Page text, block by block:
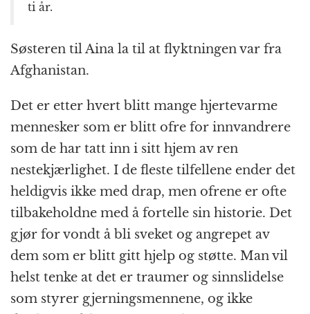
ti år.
Søsteren til Aina la til at flyktningen var fra
Afghanistan.
Det er etter hvert blitt mange hjertevarme
mennesker som er blitt ofre for innvandrere
som de har tatt inn i sitt hjem av ren
nestekjærlighet. I de fleste tilfellene ender det
heldigvis ikke med drap, men ofrene er ofte
tilbakeholdne med å fortelle sin historie. Det
gjør for vondt å bli sveket og angrepet av
dem som er blitt gitt hjelp og støtte. Man vil
helst tenke at det er traumer og sinnslidelse
som styrer gjerningsmennene, og ikke